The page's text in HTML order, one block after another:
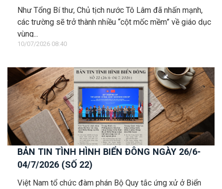
sâu sắc
Như Tổng Bí thư, Chủ tịch nước Tô Lâm đã nhấn mạnh,
các trường sẽ trở thành nhiều “cột mốc mềm” về giáo dục
vùng...
10/07/2026 08:40
BẢN TIN TÌNH HÌNH BIỂN ĐÔNG NGÀY 26/6-
04/7/2026 (SỐ 22)
Việt Nam tổ chức đàm phán Bộ Quy tắc ứng xử ở Biển